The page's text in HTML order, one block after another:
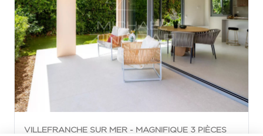
VILLEFRANCHE SUR MER - MAGNIFIQUE 3 PIÈCES